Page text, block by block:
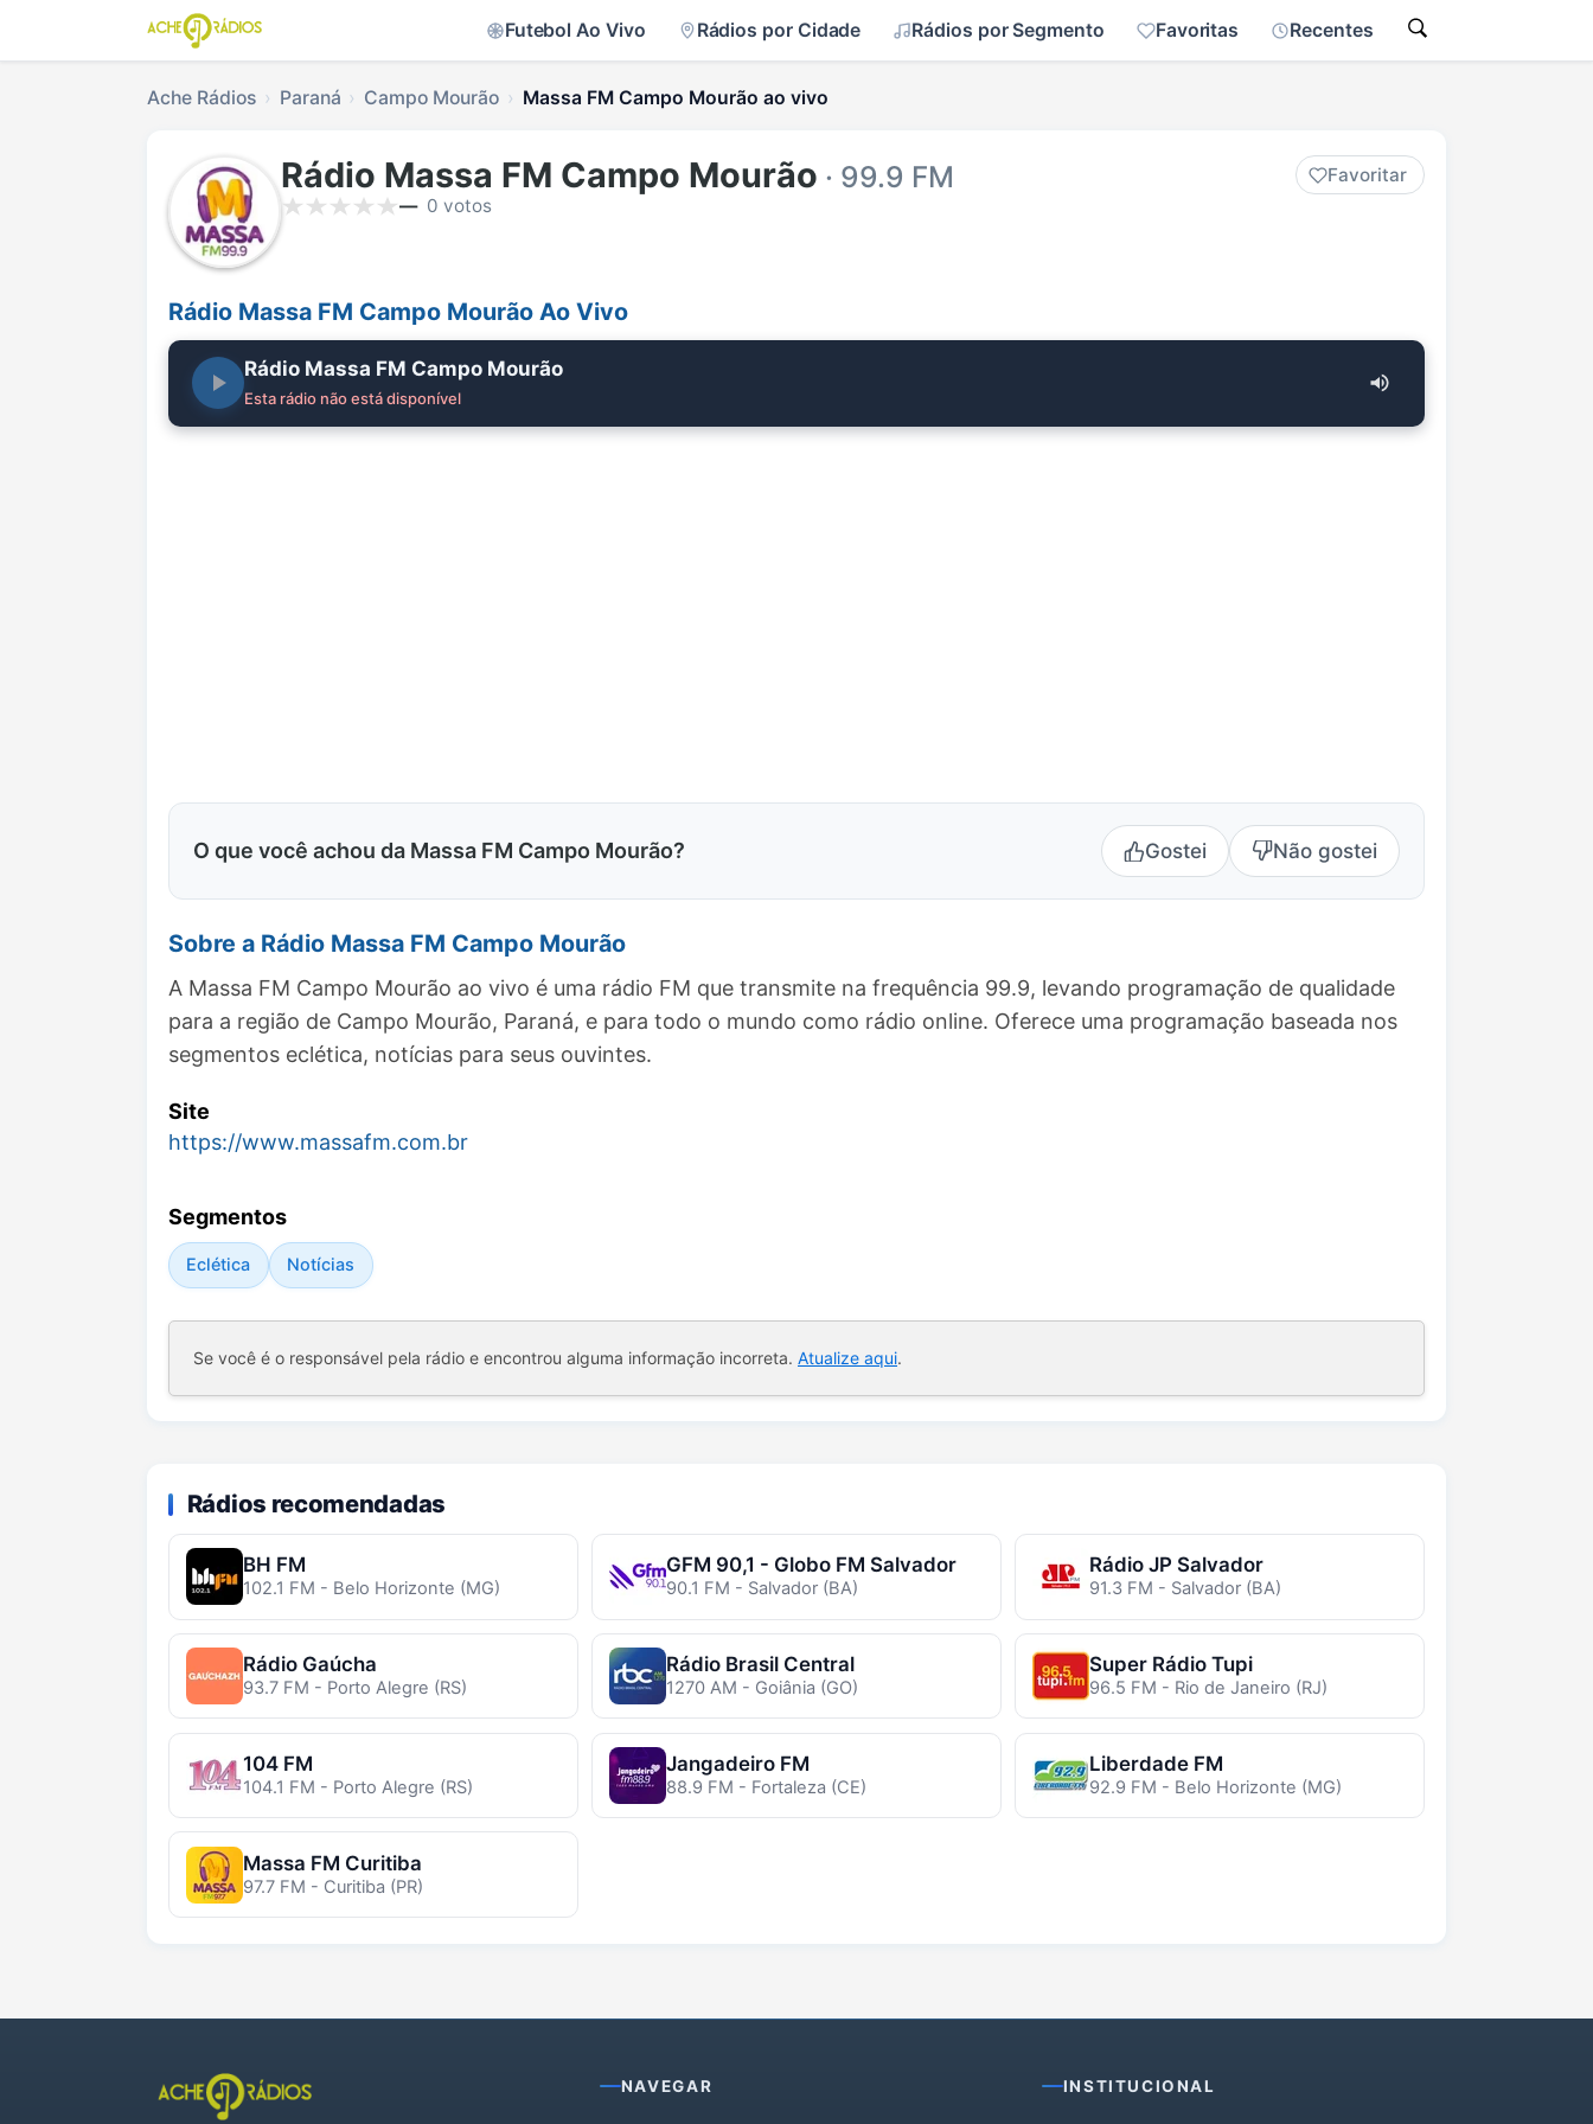
Futebol Ao Vivo Rádios por Cidade Rádios por Segmento Favoritas Recentes
Ache Rádios Paraná Campo Mourão Massa FM Campo Mourão ao vivo
Rádio Massa FM Campo Mourão · 99.9 FM
Favoritar
— 0 votos
Rádio Massa FM Campo Mourão Ao Vivo
Rádio Massa FM Campo Mourão
Esta rádio não está disponível
O que você achou da Massa FM Campo Mourão? Gostei Não gostei
Sobre a Rádio Massa FM Campo Mourão
A Massa FM Campo Mourão ao vivo é uma rádio FM que transmite na frequência 99.9, levando programação de qualidade
para a região de Campo Mourão, Paraná, e para todo o mundo como rádio online. Oferece uma programação baseada nos
segmentos eclética, notícias para seus ouvintes.
Site
https://www.massafm.com.br
Segmentos
Eclética Notícias
Se você é o responsável pela rádio e encontrou alguma informação incorreta. Atualize aqui.
Rádios recomendadas
BH FM
102.1 FM - Belo Horizonte (MG)
GFM 90,1 - Globo FM Salvador
90.1 FM - Salvador (BA)
Rádio JP Salvador
91.3 FM - Salvador (BA)
Rádio Gaúcha
93.7 FM - Porto Alegre (RS)
Rádio Brasil Central
1270 AM - Goiânia (GO)
Super Rádio Tupi
96.5 FM - Rio de Janeiro (RJ)
104 FM
104.1 FM - Porto Alegre (RS)
Jangadeiro FM
88.9 FM - Fortaleza (CE)
Liberdade FM
92.9 FM - Belo Horizonte (MG)
Massa FM Curitiba
97.7 FM - Curitiba (PR)
NAVEGAR INSTITUCIONAL